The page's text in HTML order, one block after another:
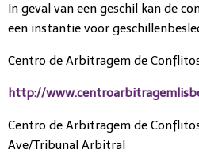
In geval van een geschil kan de
een instantie voor
Centro de Arbitragem de
http://
Centro de Arbitragem de
Ave/Tribunal Arbitral